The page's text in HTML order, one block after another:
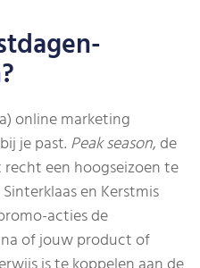
online marketing
je past. Peak season, de
een hoogseizoen te
en Kerstmis
acties de
of jouw product of